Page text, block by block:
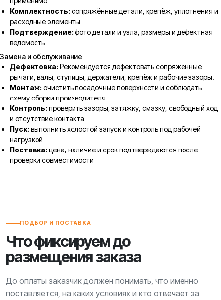
Комплектность: сопряжённые детали, крепёж, уплотнения и
расходные элементы
Подтверждение: фото детали и узла, размеры и дефектная
ведомость
Замена и обслуживание
Дефектовка: Рекомендуется дефектовать сопряжённые
рычаги, валы, ступицы, держатели, крепёж и рабочие зазоры.
Монтаж: очистить посадочные поверхности и соблюдать
схему сборки производителя
Контроль: проверить зазоры, затяжку, смазку, свободный ход
и отсутствие контакта
Пуск: выполнить холостой запуск и контроль под рабочей
нагрузкой
Поставка: цена, наличие и срок подтверждаются после
проверки совместимости
ПОДБОР И ПОСТАВКА
Что фиксируем до
размещения заказа
До оплаты заказчик должен понимать, что именно
поставляется, на каких условиях и кто отвечает за